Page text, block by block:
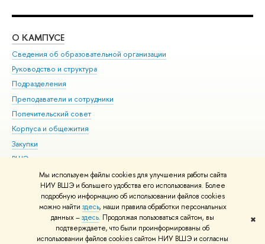
Мы используем файлы cookies для улучшения работы сайта
НИУ ВШЭ и большего удобства его использования. Более
подробную информацию об использовании файлов cookies
можно найти здесь, наши правила обработки персональных
данных –здесь. Продолжая пользоваться сайтом, вы
подтверждаете, что были проинформированы об
использовании файлов cookies сайтом НИУ ВШЭ и согласны
✖
О КАМПУСЕ
Сведения об образовательной организации
Руководство и структура
Подразделения
Преподаватели и сотрудники
Попечительский совет
Корпуса и общежития
Закупки
ВШЭ для студентов с ограниченными возможностями
здоровья и инвалидностью
Версия для слабовидящих
Единая платежная страница
© НИУ ВШЭ 1993–2026 Адреса и контакты Условия использования